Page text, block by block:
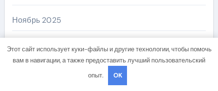
Ноябрь 2025
Октябрь 2025
Этот сайт использует куки-файлы и другие технологии, чтобы помочь
вам в навигации, а также предоставить лучший пользовательский
опыт.
OK